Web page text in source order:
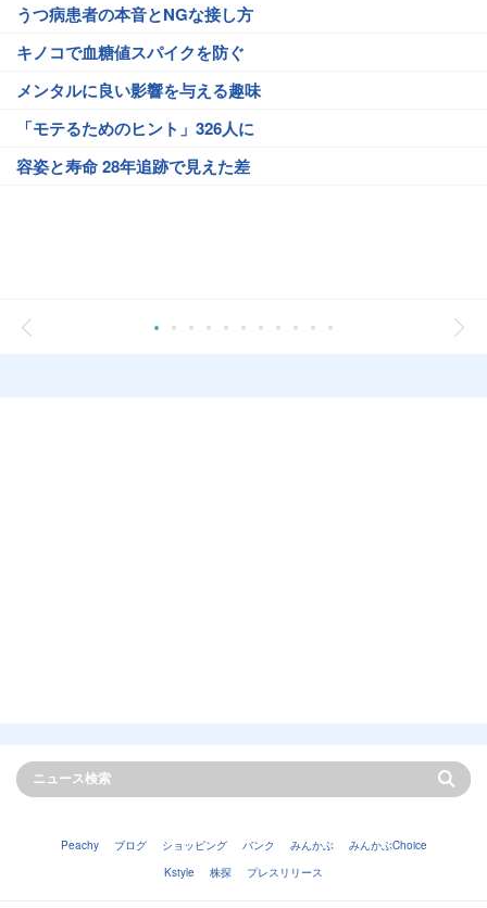
うつ病患者の本音とNGな接し方
キノコで血糖値スパイクを防ぐ
メンタルに良い影響を与える趣味
「モテるためのヒント」326人に
容姿と寿命 28年追跡で見えた差
Peachy ブログ ショッピング バンク みんかぶ
みんかぶChoice
Kstyle
株探 プレスリリース